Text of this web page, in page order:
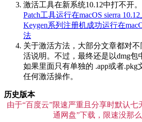
激活工具在新系统10.12中打不开
Patch工具运行在macOS sierra 10.12
Keygen系列注册机成功运行在
法
关于激活方法，大部分文章都对
活说明。不过，最终还是以dmg包
如果里面只有单独的 .app或者.pkg
任何激活操作。
历史版本
由于“百度云”限速严重且分享时默认七
通网盘”下载，限速没那么